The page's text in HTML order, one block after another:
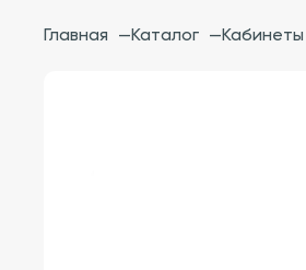
Главная —Каталог —Кабинеты